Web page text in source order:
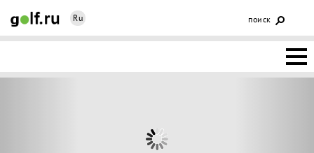
Ru поиск